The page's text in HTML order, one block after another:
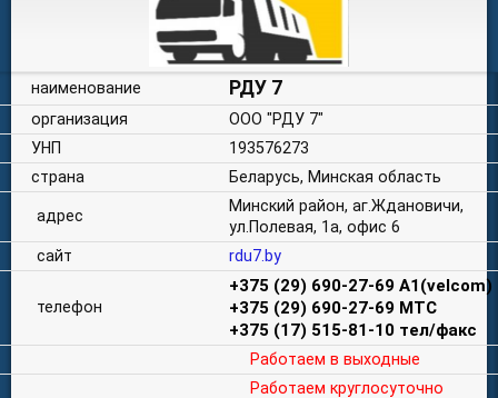
наименование РДУ 7
организация
ООО "РДУ 7"
УНП
193576273
страна
Беларусь, Минская область
адрес
Минский район, аг.Ждановичи,
ул.Полевая, 1а, офис 6
сайт
rdu7.by
телефон
+375 (29) 690-27-69 А1(velcom)
+375 (29) 690-27-69 МТС
+375 (17) 515-81-10 тел/факс
Работаем в выходные
Работаем круглосуточно